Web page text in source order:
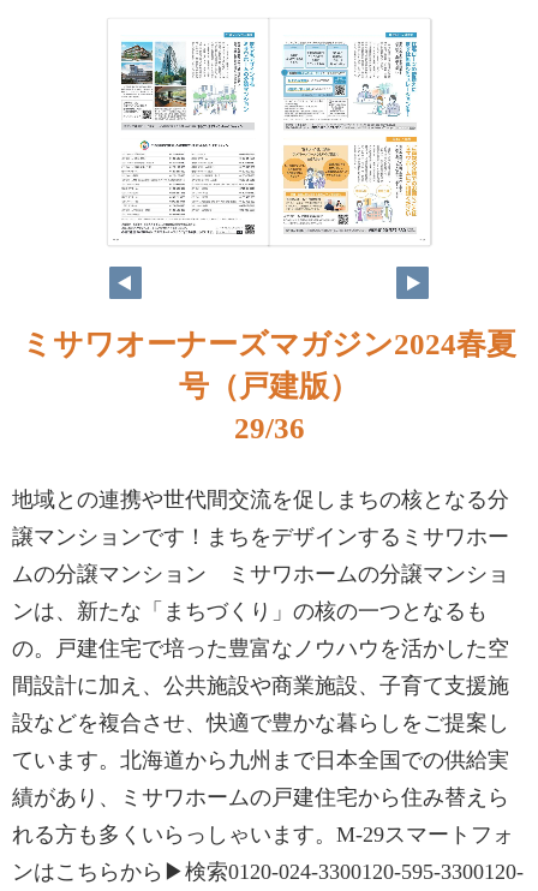
ミサワオーナーズマガジン2024春夏
号（戸建版）
29/36
地域との連携や世代間交流を促しまちの核となる分
譲マンションです！まちをデザインするミサワホー
ムの分譲マンション ミサワホームの分譲マンショ
ンは、新たな「まちづくり」の核の一つとなるも
の。戸建住宅で培った豊富なノウハウを活かした空
間設計に加え、公共施設や商業施設、子育て支援施
設などを複合させ、快適で豊かな暮らしをご提案し
ています。北海道から九州まで日本全国での供給実
績があり、ミサワホームの戸建住宅から住み替えら
れる方も多くいらっしゃいます。M-29スマートフォ
ンはこちらから▶検索0120-024-3300120-595-3300120-